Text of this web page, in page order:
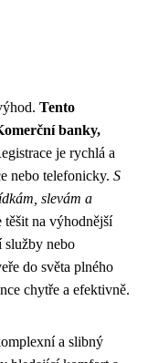
Tento
banky,
je rychlá a
nebo telefonicky. S
slevám a
těšit na výhodnější
služby nebo
do světa plného
chytře a efektivně.
a slibný